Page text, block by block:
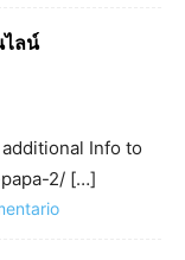
ไลน์
Info to
2/ […]